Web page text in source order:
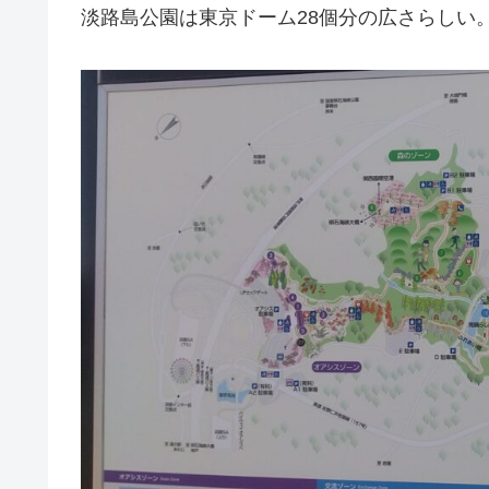
淡路島公園は東京ドーム28個分の広さらしい